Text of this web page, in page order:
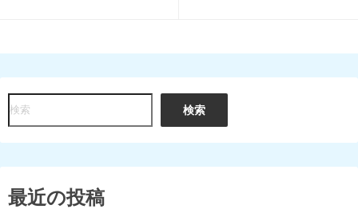
検
索
検索
最近の投稿